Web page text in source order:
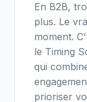
En B2B,
plus. Le
moment.
le Timing
qui
prioriser